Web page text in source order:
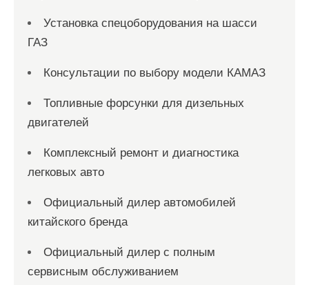
Установка спецоборудования на шасси
ГАЗ
Консультации по выбору модели КАМАЗ
Топливные форсунки для дизельных
двигателей
Комплексный ремонт и диагностика
легковых авто
Официальный дилер автомобилей
китайского бренда
Официальный дилер с полным
сервисным обслуживанием